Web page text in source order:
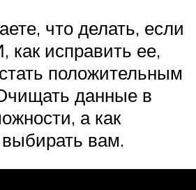
что делать, если
как исправить ее,
положительным
данные в
а как
вам.